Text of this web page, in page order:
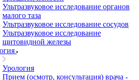
Ультразвуковое исследование органов
малого таза
Ультразвуковое исследование сосудов
Ультразвуковое исследование
щитовидной железы
Урология
Прием (осмотр, консультация) врача -